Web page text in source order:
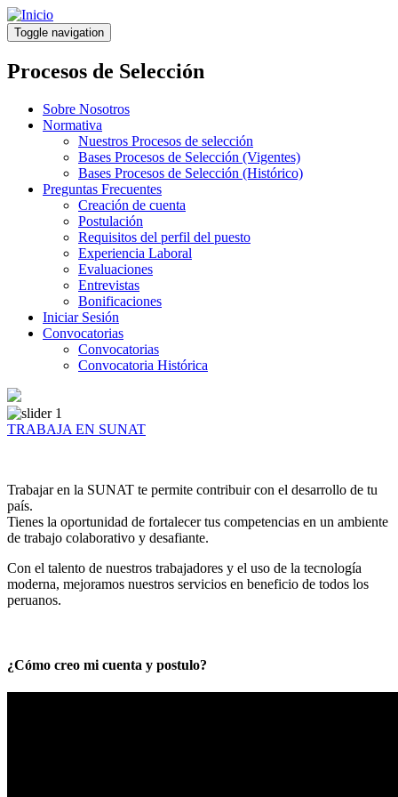
Pasar
al
contenido
principal
Toggle navigation
Procesos de Selección
Sobre Nosotros
Normativa
Nuestros Procesos de selección
Bases Procesos de Selección (Vigentes)
Bases Procesos de Selección (Histórico)
Preguntas Frecuentes
Creación de cuenta
Postulación
Requisitos del perfil del puesto
Experiencia Laboral
Evaluaciones
Entrevistas
Bonificaciones
Iniciar Sesión
Convocatorias
Convocatorias
Convocatoria Histórica
TRABAJA EN SUNAT
Trabajar en la SUNAT te permite contribuir con el desarrollo de tu
país.
Tienes la oportunidad de fortalecer tus competencias en un ambiente
de trabajo colaborativo y desafiante.
Con el talento de nuestros trabajadores y el uso de la tecnología
moderna, mejoramos nuestros servicios en beneficio de todos los
peruanos.
¿Cómo creo mi cuenta y postulo?